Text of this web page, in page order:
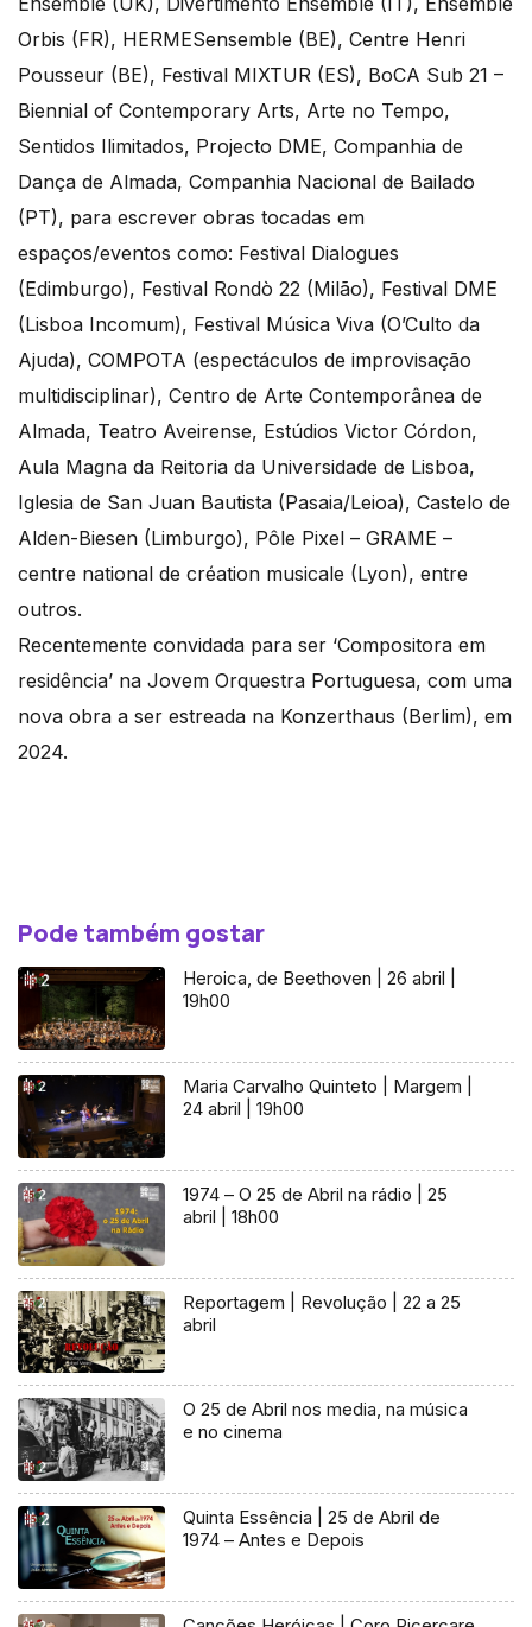
Orbis (FR), HERMESensemble (BE), Centre Henri
Pousseur (BE), Festival MIXTUR (ES), BoCA Sub 21 –
Biennial of Contemporary Arts, Arte no Tempo,
Sentidos Ilimitados, Projecto DME, Companhia de
Dança de Almada, Companhia Nacional de Bailado
(PT), para escrever obras tocadas em
espaços/eventos como: Festival Dialogues
(Edimburgo), Festival Rondò 22 (Milão), Festival DME
(Lisboa Incomum), Festival Música Viva (O’Culto da
Ajuda), COMPOTA (espectáculos de improvisação
multidisciplinar), Centro de Arte Contemporânea de
Almada, Teatro Aveirense, Estúdios Victor Córdon,
Aula Magna da Reitoria da Universidade de Lisboa,
Iglesia de San Juan Bautista (Pasaia/Leioa), Castelo de
Alden-Biesen (Limburgo), Pôle Pixel – GRAME –
centre national de création musicale (Lyon), entre
outros.
Recentemente convidada para ser ‘Compositora em
residência’ na Jovem Orquestra Portuguesa, com uma
nova obra a ser estreada na Konzerthaus (Berlim), em
2024.
Pode também gostar
Heroica, de Beethoven | 26 abril |
19h00
Maria Carvalho Quinteto | Margem |
24 abril | 19h00
1974 – O 25 de Abril na rádio | 25
abril | 18h00
Reportagem | Revolução | 22 a 25
abril
O 25 de Abril nos media, na música
e no cinema
Quinta Essência | 25 de Abril de
1974 – Antes e Depois